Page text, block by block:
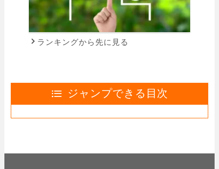
ランキングから先に見る
ジャンプできる目次